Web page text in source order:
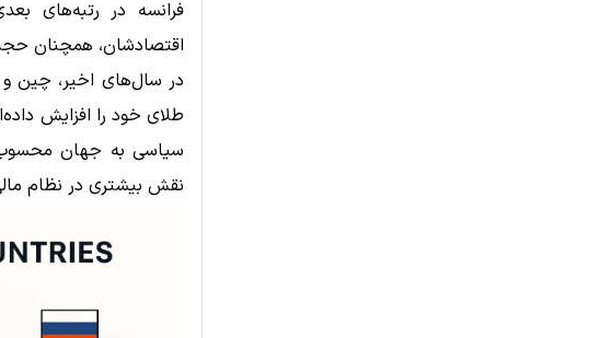
فرانسه در رتبه‌های
اقتصادشان، همچنان
در سال‌های اخیر، چین
طلای خود را افزایش
سیاسی به جهان محسوب
نقش بیشتری در نظام